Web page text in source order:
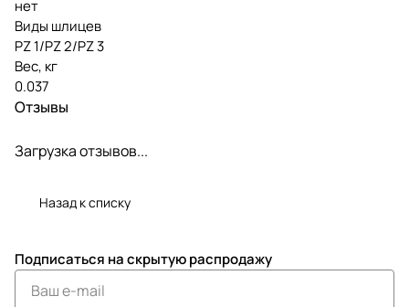
нет
Виды шлицев
PZ 1/PZ 2/PZ 3
Вес, кг
0.037
Отзывы
Загрузка отзывов...
Назад к списку
Подписаться на скрытую распродажу